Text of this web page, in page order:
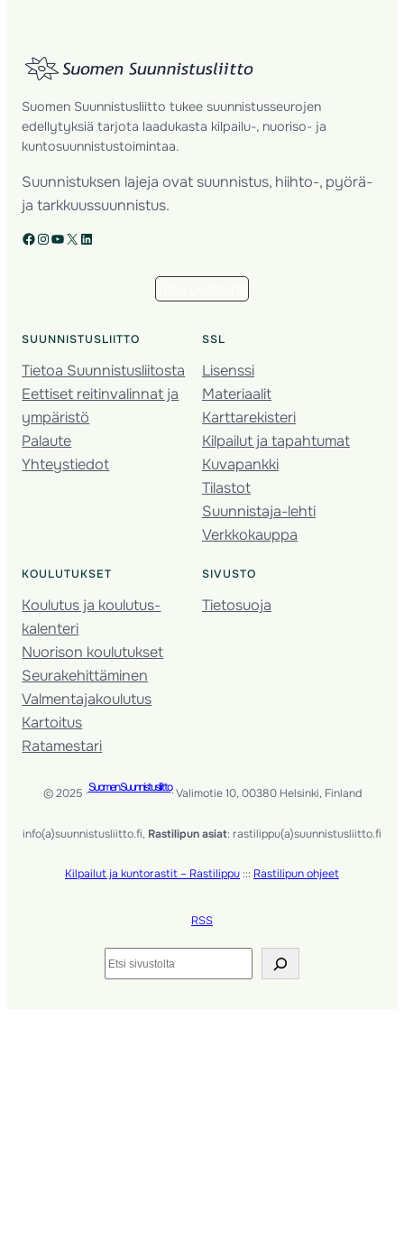
Suomen Suunnistusliitto tukee suunnistusseurojen
edellytyksiä tarjota laadukasta kilpailu-, nuoriso- ja
kuntosuunnistustoimintaa.
Suunnistuksen lajeja ovat suunnistus, hiihto-, pyörä-
ja tarkkuussuunnistus.
Facebook Instagram YouTube X LinkedIn
SUUNNISTUSLIITTO
Tietoa Suunnistusliitosta
Eettiset reitinvalinnat ja
ympäristö
Palaute
Yhteystiedot
SSL
Lisenssi
Materiaalit
Karttarekisteri
Kilpailut ja tapahtumat
Kuvapankki
Tilastot
Suunnistaja-lehti
Verkkokauppa
KOULUTUKSET
Koulutus ja koulutus­
kalenteri
Nuorison koulutukset
Seura­kehittäminen
Valmentaja­koulutus
Kartoitus
Ratamestari
SIVUSTO
Tietosuoja
© 2025 ·Suomen Suunnistusliitto· Valimotie 10, 00380 Helsinki, Finland
info(a)suunnistusliitto.fi, Rastilipun asiat: rastilippu(a)suunnistusliitto.fi
Kilpailut ja kuntorastit – Rastilippu ::: Rastilipun ohjeet
RSS
Etsi